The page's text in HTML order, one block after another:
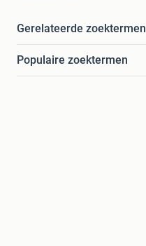
Gerelateerde zoektermen
Populaire zoektermen